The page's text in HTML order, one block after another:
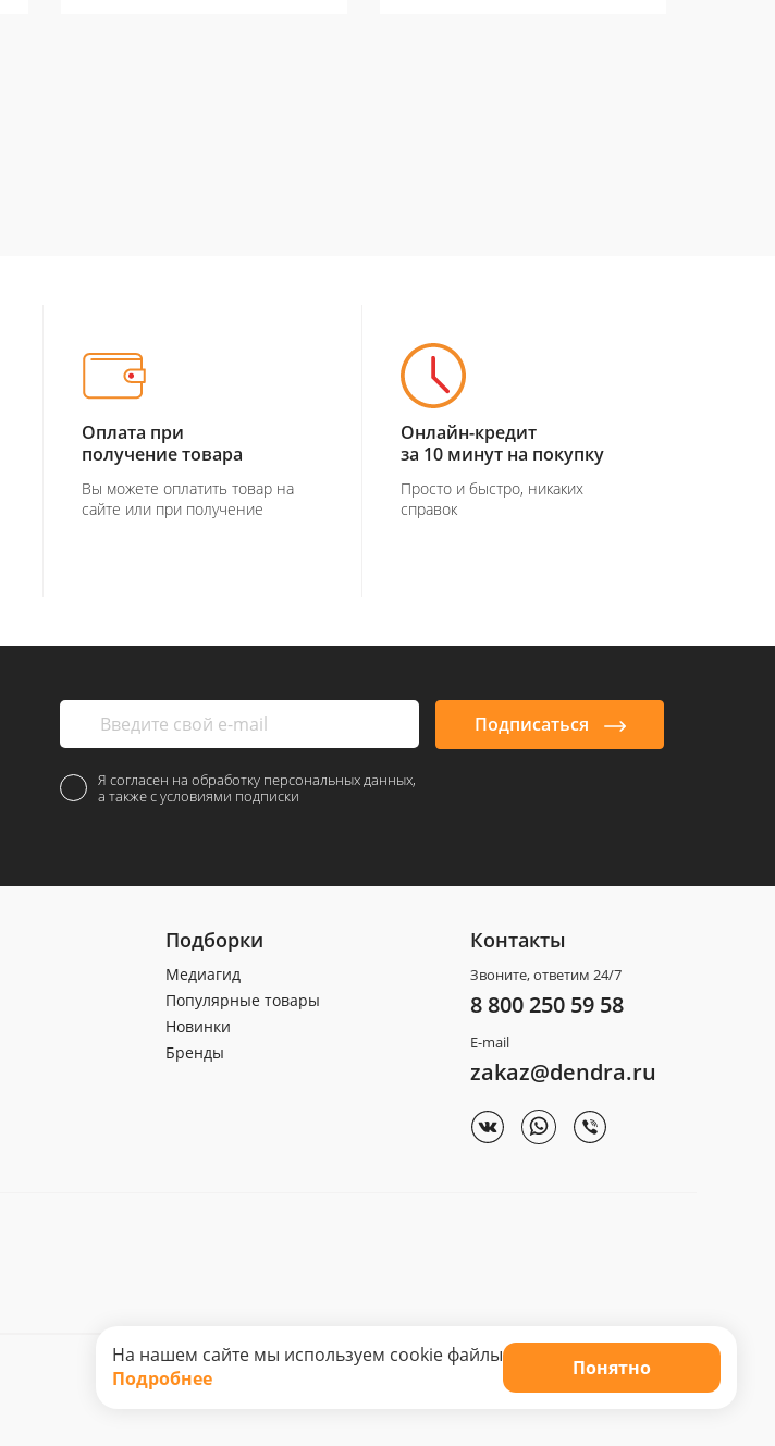
Оплата при
получение товара
Вы можете оплатить товар на
сайте или при получение
Онлайн-кредит
за 10 минут на покупку
Просто и быстро, никаких
справок
Подписаться
Я согласен на обработку персональных данных,
а также с условиями подписки
Подборки
Медиагид
Популярные товары
Новинки
Бренды
Контакты
Звоните, ответим 24/7
8 800 250 59 58
E-mail
zakaz@dendra.ru
На нашем сайте мы используем cookie файлы
Подробнее
Понятно